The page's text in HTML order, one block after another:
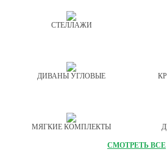
СТЕЛЛАЖИ
ДИВАНЫ УГЛОВЫЕ
МЯГКИЕ КОМПЛЕКТЫ
СМОТРЕТЬ ВСЕ